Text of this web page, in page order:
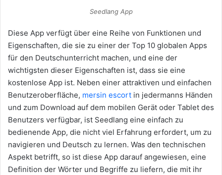
Seedlang App
Diese App verfügt über eine Reihe von Funktionen und
Eigenschaften, die sie zu einer der Top 10 globalen Apps
für den Deutschunterricht machen, und eine der
wichtigsten dieser Eigenschaften ist, dass sie eine
kostenlose App ist. Neben einer attraktiven und einfachen
Benutzeroberfläche, mersin escort in jedermanns Händen
und zum Download auf dem mobilen Gerät oder Tablet des
Benutzers verfügbar, ist Seedlang eine einfach zu
bedienende App, die nicht viel Erfahrung erfordert, um zu
navigieren und Deutsch zu lernen. Was den technischen
Aspekt betrifft, so ist diese App darauf angewiesen, eine
Definition der Wörter und Begriffe zu liefern, die mit ihr